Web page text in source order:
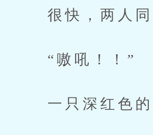
很快，两人同时
“嗷吼！！”
一只深红色的狮